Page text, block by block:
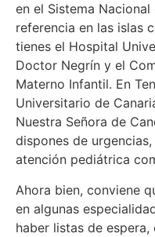
en el Sistema
referencia en las islas
tienes el Hospital
Doctor Negrín y el
Materno Infantil. En
Universitario de
Nuestra Señora de
dispones de
atención pediátrica
Ahora bien, conviene
en algunas
haber listas de